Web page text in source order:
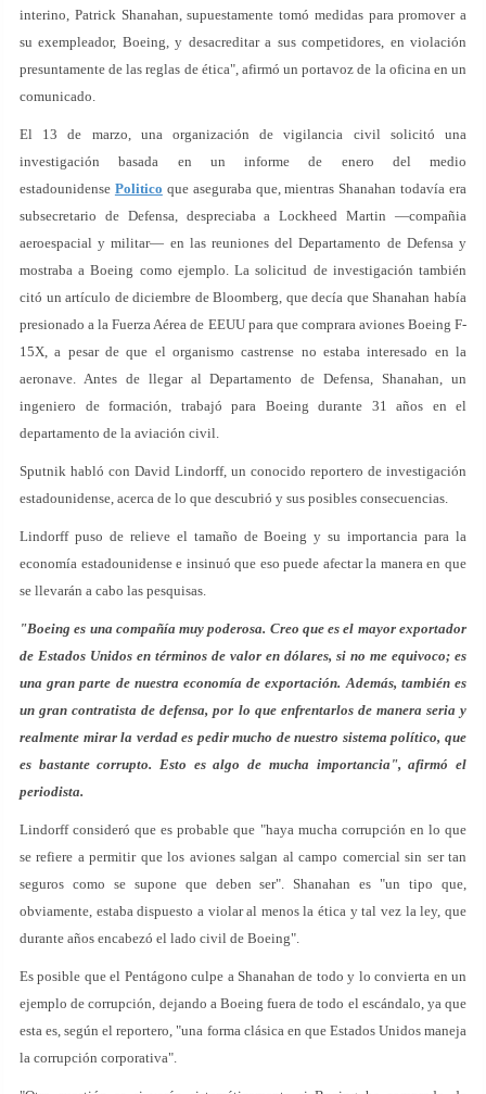
interino, Patrick Shanahan, supuestamente tomó medidas para promover a
su exempleador, Boeing, y desacreditar a sus competidores, en violación
presuntamente de las reglas de ética", afirmó un portavoz de la oficina en un
comunicado.
El 13 de marzo, una organización de vigilancia civil solicitó una
investigación basada en un informe de enero del medio
estadounidense Politico que aseguraba que, mientras Shanahan todavía era
subsecretario de Defensa, despreciaba a Lockheed Martin —compañia
aeroespacial y militar— en las reuniones del Departamento de Defensa y
mostraba a Boeing como ejemplo. La solicitud de investigación también
citó un artículo de diciembre de Bloomberg, que decía que Shanahan había
presionado a la Fuerza Aérea de EEUU para que comprara aviones Boeing F-
15X, a pesar de que el organismo castrense no estaba interesado en la
aeronave. Antes de llegar al Departamento de Defensa, Shanahan, un
ingeniero de formación, trabajó para Boeing durante 31 años en el
departamento de la aviación civil.
Sputnik habló con David Lindorff, un conocido reportero de investigación
estadounidense, acerca de lo que descubrió y sus posibles consecuencias.
Lindorff puso de relieve el tamaño de Boeing y su importancia para la
economía estadounidense e insinuó que eso puede afectar la manera en que
se llevarán a cabo las pesquisas.
"Boeing es una compañía muy poderosa. Creo que es el mayor exportador
de Estados Unidos en términos de valor en dólares, si no me equivoco; es
una gran parte de nuestra economía de exportación. Además, también es
un gran contratista de defensa, por lo que enfrentarlos de manera seria y
realmente mirar la verdad es pedir mucho de nuestro sistema político, que
es bastante corrupto. Esto es algo de mucha importancia", afirmó el
periodista.
Lindorff consideró que es probable que "haya mucha corrupción en lo que
se refiere a permitir que los aviones salgan al campo comercial sin ser tan
seguros como se supone que deben ser". Shanahan es "un tipo que,
obviamente, estaba dispuesto a violar al menos la ética y tal vez la ley, que
durante años encabezó el lado civil de Boeing".
Es posible que el Pentágono culpe a Shanahan de todo y lo convierta en un
ejemplo de corrupción, dejando a Boeing fuera de todo el escándalo, ya que
esta es, según el reportero, "una forma clásica en que Estados Unidos maneja
la corrupción corporativa".